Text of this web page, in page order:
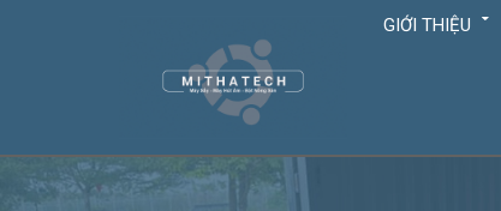
GIỚI THIỆU